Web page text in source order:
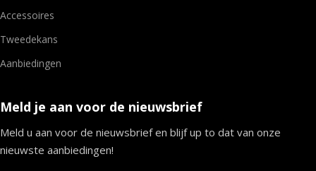
Accessoires
Tweedekans
Aanbiedingen
Meld je aan voor de nieuwsbrief
Meld u aan voor de nieuwsbrief en blijf up to dat van onze
nieuwste aanbiedingen!